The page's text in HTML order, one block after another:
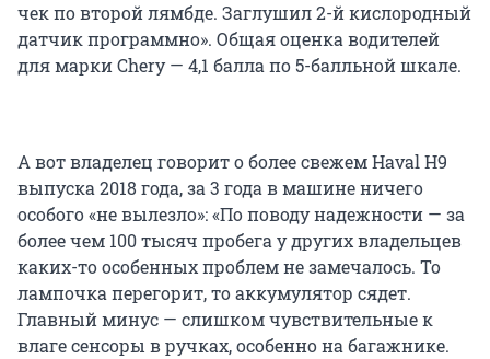
чек по второй лямбде. Заглушил 2-й кислородный
датчик программно». Общая оценка водителей
для марки Chery — 4,1 балла по 5-балльной шкале.
А вот владелец говорит о более свежем Haval H9
выпуска 2018 года, за 3 года в машине ничего
особого «не вылезло»: «По поводу надежности — за
более чем 100 тысяч пробега у других владельцев
каких-то особенных проблем не замечалось. То
лампочка перегорит, то аккумулятор сядет.
Главный минус — слишком чувствительные к
влаге сенсоры в ручках, особенно на багажнике.